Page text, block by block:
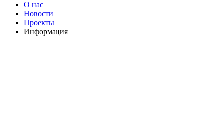
О нас
Новости
Проекты
Информация